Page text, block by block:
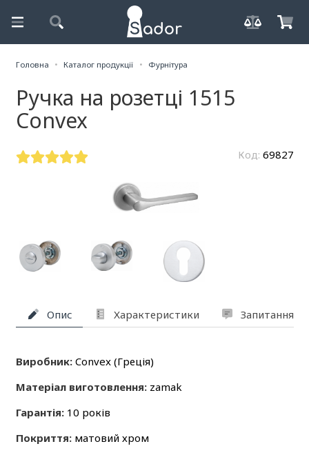
Головна Каталог продукції Фурнітура
Ручка на розетці 1515
Convex
Код: 69827
Опис Характеристики Запитання
Виробник:Convex (Греція)
Матеріал виготовлення:zamak
Гарантія:10 років
Покриття:матовий хром